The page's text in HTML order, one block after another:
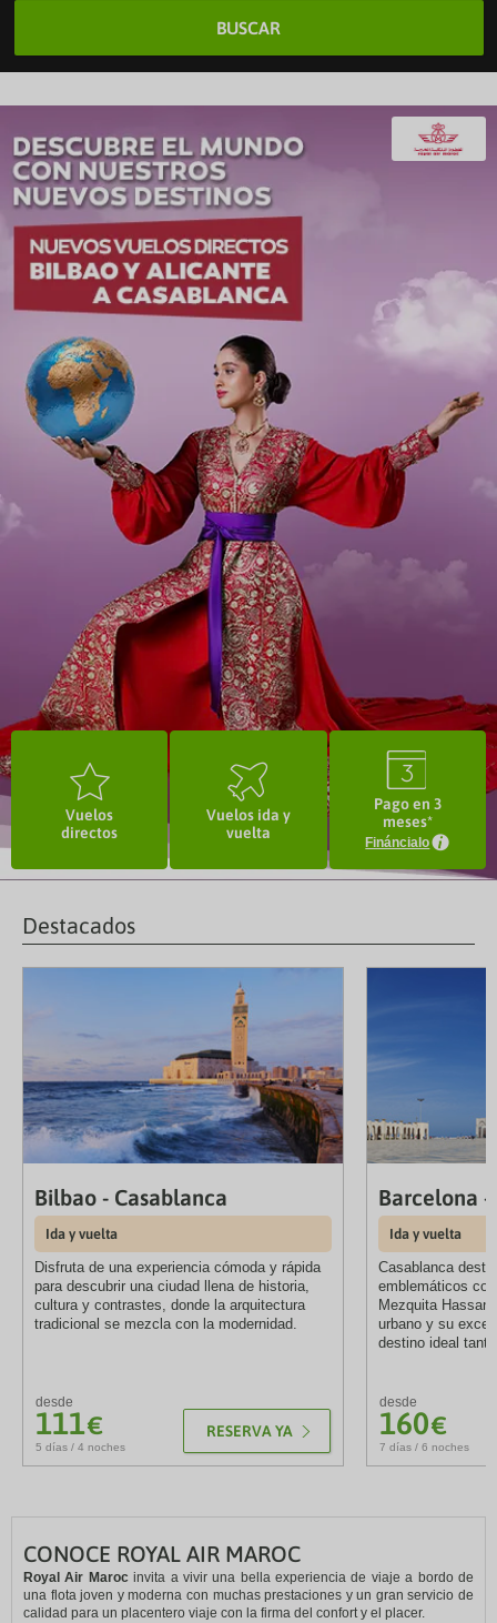
BUSCAR
o
Vuelos
directos
I
Vuelos ida y
vuelta
2
Pago en 3
meses*
Fináncialo
Destacados
Bilbao - Casablanca
Ida y vuelta
Disfruta de una experiencia cómoda y rápida
para descubrir una ciudad llena de historia,
cultura y contrastes, donde la arquitectura
tradicional se mezcla con la modernidad.
desde
111€
5 días / 4 noches
RESERVA YA
Barcelona -
Ida y vuelta
Casablanca
emblemáticos
Mezquita
urbano y su
destino ideal
desde
160€
7 días / 6 noches
CONOCE ROYAL AIR MAROC
Royal Air Marocinvita a vivir una bella experiencia de viaje a bordo de
una flota joven y moderna con muchas prestaciones y un gran servicio de
calidad para un placentero viaje con la firma del confort y el placer.